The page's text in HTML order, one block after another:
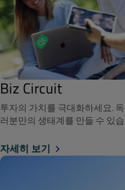
Biz Circuit
투자의 가치를 극대화하세요.
러분만의 생태계를 만들 수 있
자세히 보기